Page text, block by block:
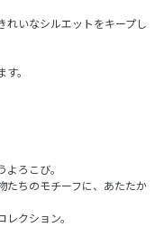
れいなシルエットをキープし
。
ろこび。
たちのモチーフに、あたたか
クション。